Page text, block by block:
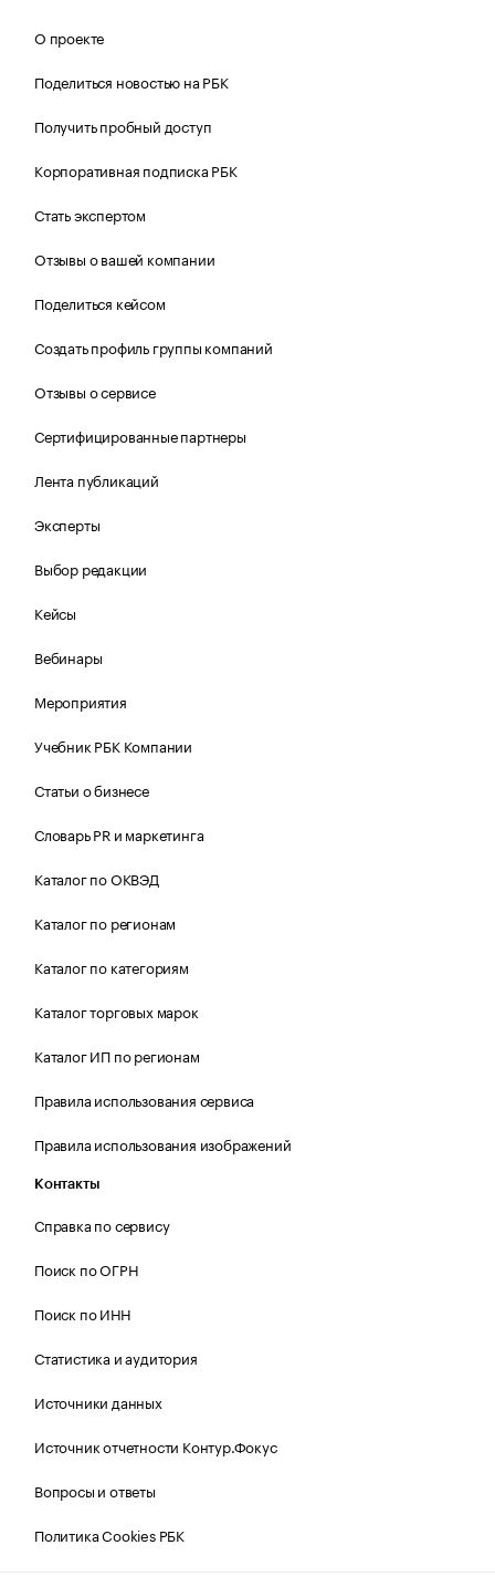
О проекте
Поделиться новостью на РБК
Получить пробный доступ
Корпоративная подписка РБК
Стать экспертом
Отзывы о вашей компании
Поделиться кейсом
Создать профиль группы компаний
Отзывы о сервисе
Сертифицированные партнеры
Лента публикаций
Эксперты
Выбор редакции
Кейсы
Вебинары
Мероприятия
Учебник РБК Компании
Статьи о бизнесе
Словарь PR и маркетинга
Каталог по ОКВЭД
Каталог по регионам
Каталог по категориям
Каталог торговых марок
Каталог ИП по регионам
Правила использования сервиса
Правила использования изображений
Контакты
Справка по сервису
Поиск по ОГРН
Поиск по ИНН
Статистика и аудитория
Источники данных
Источник отчетности Контур.Фокус
Вопросы и ответы
Политика Cookies РБК